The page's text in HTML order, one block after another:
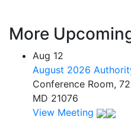
More
Aug 12
August 2026
Conference Room,
MD 21076
View Meeting